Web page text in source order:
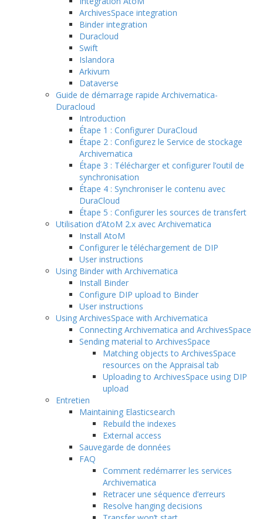
ArchivesSpace integration
Binder integration
Duracloud
Swift
Islandora
Arkivum
Dataverse
Guide de démarrage rapide Archivematica-
Duracloud
Introduction
Étape 1 : Configurer DuraCloud
Étape 2 : Configurez le Service de stockage
Archivematica
Étape 3 : Télécharger et configurer l’outil de
synchronisation
Étape 4 : Synchroniser le contenu avec
DuraCloud
Étape 5 : Configurer les sources de transfert
Utilisation d’AtoM 2.x avec Archivematica
Install AtoM
Configurer le téléchargement de DIP
User instructions
Using Binder with Archivematica
Install Binder
Configure DIP upload to Binder
User instructions
Using ArchivesSpace with Archivematica
Connecting Archivematica and ArchivesSpace
Sending material to ArchivesSpace
Matching objects to ArchivesSpace
resources on the Appraisal tab
Uploading to ArchivesSpace using DIP
upload
Entretien
Maintaining Elasticsearch
Rebuild the indexes
External access
Sauvegarde de données
FAQ
Comment redémarrer les services
Archivematica
Retracer une séquence d’erreurs
Resolve hanging decisions